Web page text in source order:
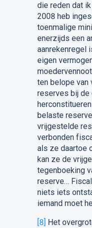
die reden dat
2008 heb
toenmalige
enerzijds een
aanrekenregel
eigen
ten belope van
reserves bij de
belaste
vrijgestelde
verbonden
als ze daartoe
kan ze de
tegenboeking
reserve…
niets iets
iemand moet
[8] Het